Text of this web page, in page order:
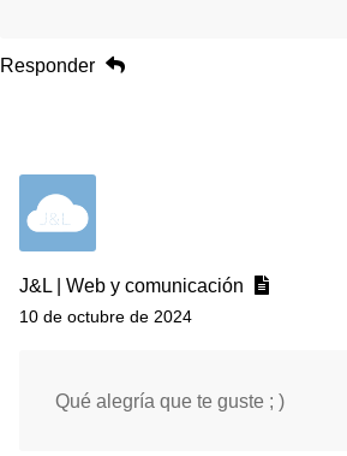
Responder
J&L | Web y comunicación
10 de octubre de 2024
Qué alegría que te guste ; )